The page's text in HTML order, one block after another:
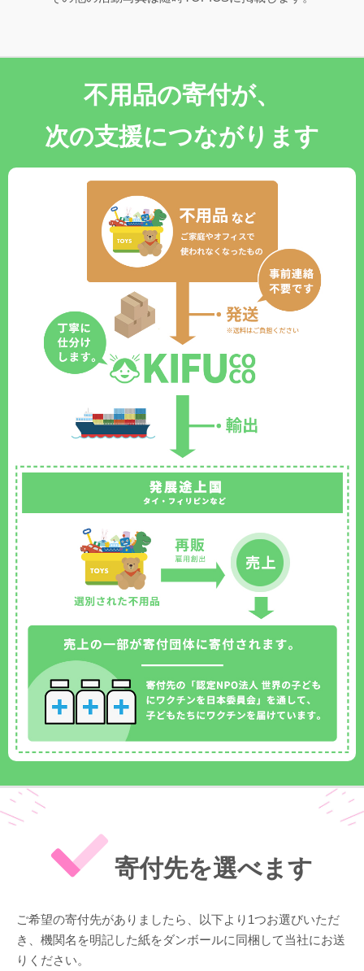
不用品の寄付が、
次の支援につながります
寄付先を選べます
ご希望の寄付先がありましたら、以下より1つお選びいただ
き、機関名を明記した紙をダンボールに同梱して当社にお送
りください。